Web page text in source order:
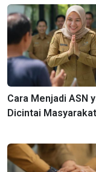
Cara Menjadi ASN
Dicintai Masyarakat